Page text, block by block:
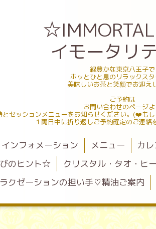
イモータリ
緑豊かな東京八王子で
ホッとひと息のリラックス
美味しいお茶と笑顔でお迎え
ご予約は
お問い合わせのページよ
とセッションメニューをお知らせください。(❤️も
１両日中に折り返しご予約確定のご連絡
インフォメーション メニュー カ
のヒント☆
クリスタル・タオ・ヒ
クゼーションの担い手♡精油ご案内